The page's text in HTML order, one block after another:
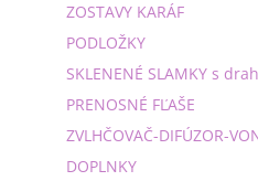
ZOSTAVY KARÁF
PODLOŽKY
SKLENENÉ SLAMKY s
PRENOSNÉ FĽAŠE
ZVLHČOVAČ-DIFÚZOR-
DOPLNKY